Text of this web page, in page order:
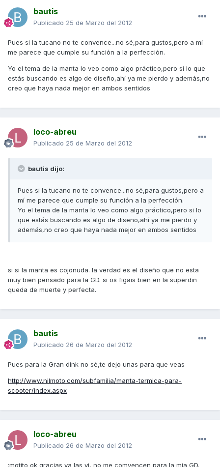
bautis
Publicado 25 de Marzo del 2012
Pues si la tucano no te convence...no sé,para gustos,pero a mí
me parece que cumple su función a la perfección.
Yo el tema de la manta lo veo como algo práctico,pero si lo que
estás buscando es algo de diseño,ahí ya me pierdo y además,no
creo que haya nada mejor en ambos sentidos
loco-abreu
Publicado 25 de Marzo del 2012
bautis dijo:
Pues si la tucano no te convence...no sé,para gustos,pero a
mí me parece que cumple su función a la perfección.
Yo el tema de la manta lo veo como algo práctico,pero si lo
que estás buscando es algo de diseño,ahí ya me pierdo y
además,no creo que haya nada mejor en ambos sentidos
si si la manta es cojonuda. la verdad es el diseño que no esta
muy bien pensado para la GD. si os figais bien en la superdin
queda de muerte y perfecta.
bautis
Publicado 26 de Marzo del 2012
Pues para la Gran dink no sé,te dejo unas para que veas
http://www.nilmoto.com/subfamilia/manta-termica-para-
scooter/index.aspx
loco-abreu
Publicado 26 de Marzo del 2012
:motito ok gracias ya las vi, no me comvencen para la mia GD.